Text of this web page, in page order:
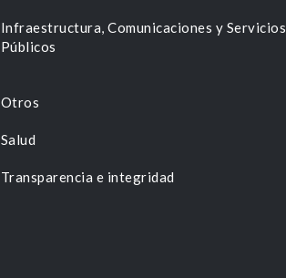
Infraestructura, Comunicaciones y Servicios
Públicos
Otros
Salud
Transparencia e integridad